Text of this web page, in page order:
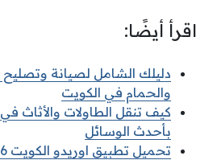
اقرأ أيضًا:
دليلك الشامل لصيانة
والحمام في الكويت
كيف تنقل الطاولات والأثاث
بأحدث الوسائل